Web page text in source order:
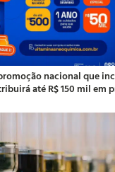
nacional que
até R$ 150 mil em